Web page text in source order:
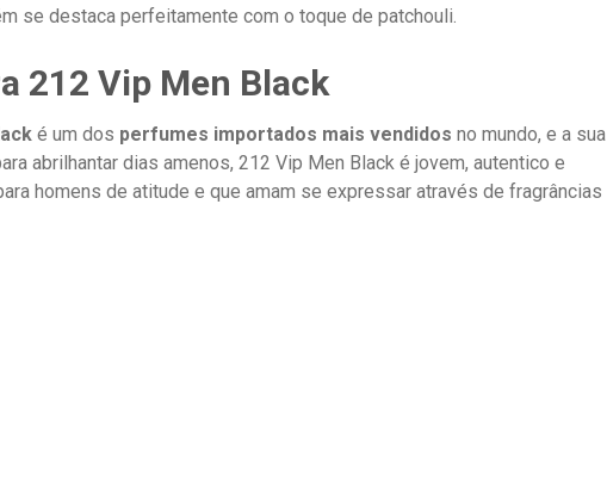
se destaca perfeitamente com o toque de patchouli.
212 Vip Men Black
é um dos perfumes importados mais vendidos no mundo, e a sua
abrilhantar dias amenos, 212 Vip Men Black é jovem, autentico e
homens de atitude e que amam se expressar através de fragrâncias